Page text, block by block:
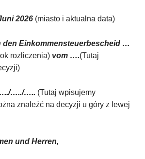
2026 (miasto i aktualna data)
den Einkommensteuerbescheid …
rozliczenia) vom ….(Tutaj
…../….. (Tutaj wpisujemy
znaleźć na decyzji u góry z lewej
und Herren,